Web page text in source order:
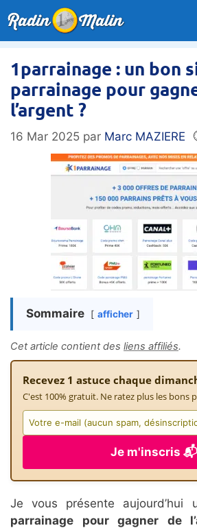
au
contenu
1parrainage : un bon
parrainage pour
l’argent ?
16 Mar 2025 par Marc MAZIERE
Sommaire afficher
Cet article contient des liens affiliés.
Recevez 1 astuce chaque
C'est 100% gratuit. Ne ratez plus les bons
Je m'inscris 📬
Je vous présente aujourd’hui
parrainage pour gagner de